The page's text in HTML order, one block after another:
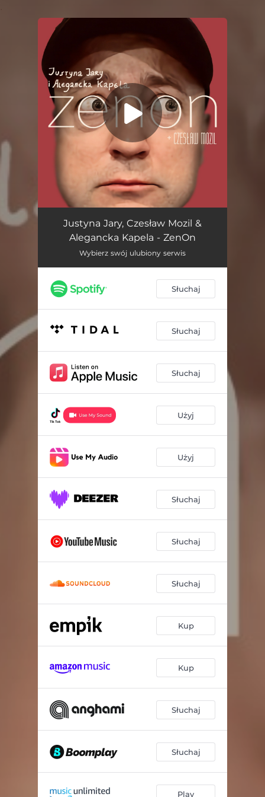
ZenOn 02:54
Justyna Jary, Czesław Mozil &
Alegancka Kapela - ZenOn
Wybierz swój ulubiony serwis
Słuchaj
Słuchaj
Słuchaj
Użyj
Użyj
Słuchaj
Słuchaj
Słuchaj
Kup
Kup
Słuchaj
Słuchaj
Play